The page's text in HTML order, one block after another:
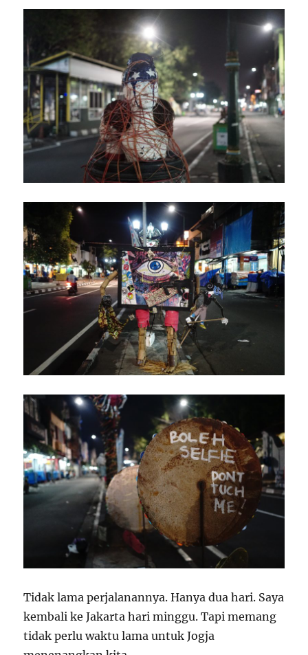
Tidak lama perjalanannya. Hanya dua hari. Saya
kembali ke Jakarta hari minggu. Tapi memang
tidak perlu waktu lama untuk Jogja